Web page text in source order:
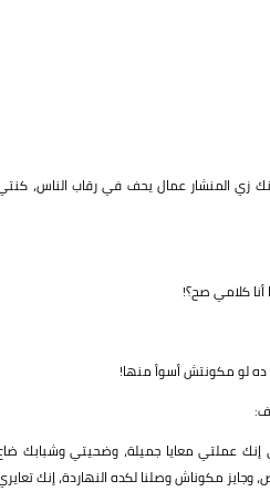
زي المنشار عمال يحف في رقاب الناس،
كلامي صح؟!
ده لو مكونتش أسوأ منها!
إنك عملتي معايا جميلة، وضحيتي وشبابك
مكوناش وصلنا لكده النهاردة، إنك